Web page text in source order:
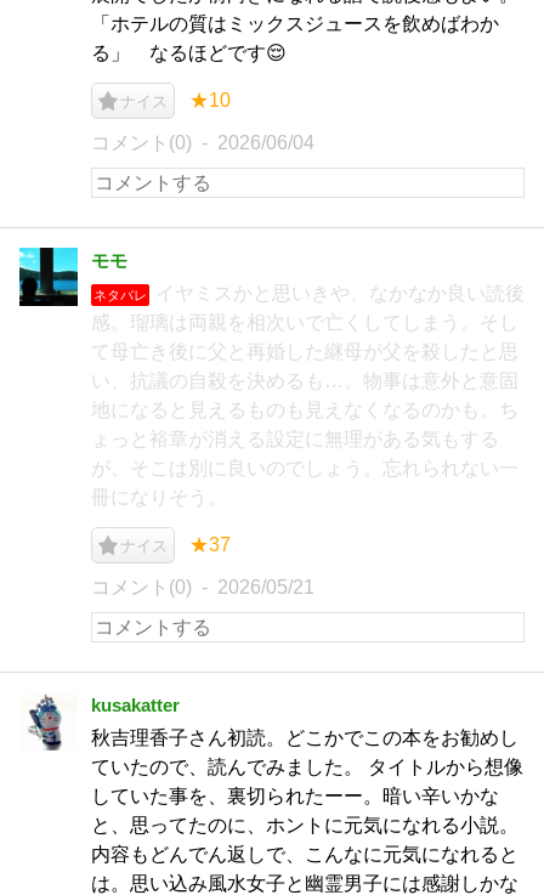
「ホテルの質はミックスジュースを飲めばわか
る」 なるほどです😌
ナイス ★10
コメント(0) 2026/06/04
モモ
ネタバレ
イヤミスかと思いきや、なかなか良い読後
感。瑠璃は両親を相次いで亡くしてしまう。そし
て母亡き後に父と再婚した継母が父を殺したと思
い、抗議の自殺を決めるも…。物事は意外と意固
地になると見えるものも見えなくなるのかも。ち
ょっと裕章が消える設定に無理がある気もする
が、そこは別に良いのでしょう。忘れられない一
冊になりそう。
ナイス ★37
コメント(0) 2026/05/21
kusakatter
秋吉理香子さん初読。どこかでこの本をお勧めし
ていたので、読んでみました。 タイトルから想像
していた事を、裏切られたーー。暗い辛いかな
と、思ってたのに、ホントに元気になれる小説。
内容もどんでん返しで、こんなに元気になれると
は。思い込み風水女子と幽霊男子には感謝しかな